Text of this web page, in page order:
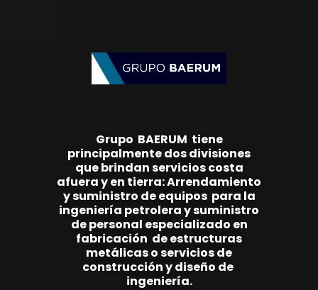
Grupo BAERUM tiene
principalmentedosdivisiones
que brindanservicios costa
afuera y en tierra:Arrendamiento
y suministro de equipos para la
ingeniería petrolera y suministro
de personal especializado en
fabricación de estructuras
metálicas o servicios de
construcción ydiseño de
ingeniería.